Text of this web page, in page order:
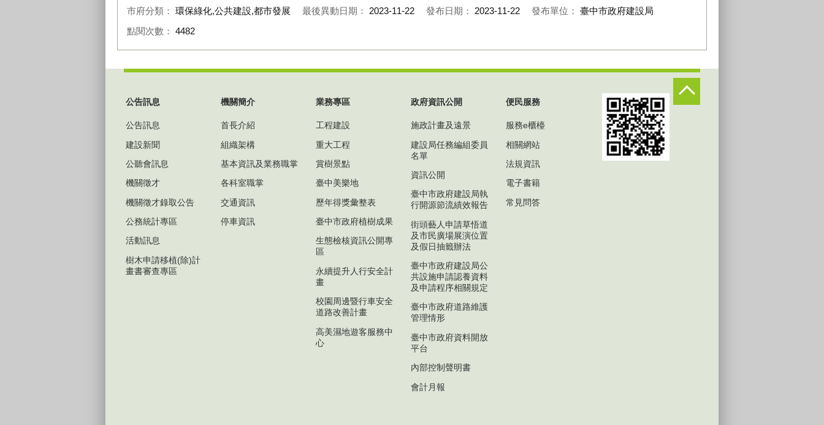
市府分類： 環保綠化,公共建設,都市發展 最後異動日期： 2023-11-22 發布日期： 2023-11-22 發布單位： 臺中市政府建設局
點閱次數： 4482
公告訊息
公告訊息
建設新聞
公聽會訊息
機關徵才
機關徵才錄取公告
公務統計專區
活動訊息
樹木申請移植(除)計
畫書審查專區
機關簡介
首長介紹
組織架構
基本資訊及業務職掌
各科室職掌
交通資訊
停車資訊
業務專區
工程建設
重大工程
賞樹景點
臺中美樂地
歷年得獎彙整表
臺中市政府植樹成果
生態檢核資訊公開專
區
永續提升人行安全計
畫
校園周邊暨行車安全
道路改善計畫
高美濕地遊客服務中
心
政府資訊公開
施政計畫及遠景
建設局任務編組委員
名單
資訊公開
臺中市政府建設局執
行開源節流績效報告
街頭藝人申請草悟道
及市民廣場展演位置
及假日抽籤辦法
臺中市政府建設局公
共設施申請認養資料
及申請程序相關規定
臺中市政府道路維護
管理情形
臺中市政府資料開放
平台
內部控制聲明書
會計月報
便民服務
服務e櫃檯
相關網站
法規資訊
電子書籍
常見問答